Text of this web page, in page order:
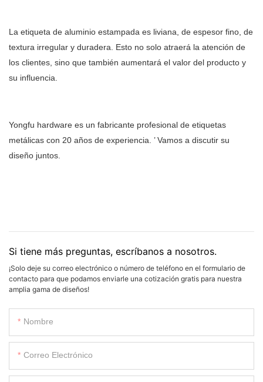
La etiqueta de aluminio estampada es liviana, de espesor fino, de
textura irregular y duradera. Esto no solo atraerá la atención de
los clientes, sino que también aumentará el valor del producto y
su influencia.
Yongfu hardware es un fabricante profesional de etiquetas
metálicas con 20 años de experiencia. ’Vamos a discutir su
diseño juntos.
Si tiene más preguntas, escríbanos a nosotros.
¡Solo deje su correo electrónico o número de teléfono en el formulario de
contacto para que podamos enviarle una cotización gratis para nuestra
amplia gama de diseños!
Nombre
Correo Electrónico